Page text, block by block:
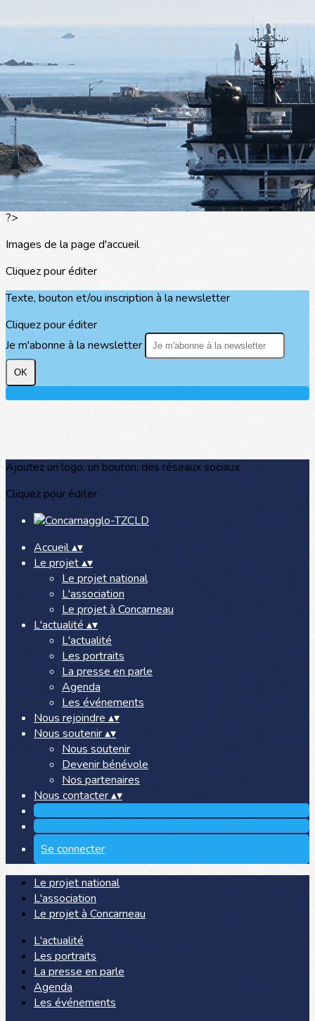
Exporter toutes les colonnes
Exporter uniquement les colonnes affichées
Menu
>
Les portraits
La presse en parle
Agenda
Les événements
?>
Images de la page d'accueil
Cliquez pour éditer
Texte, bouton et/ou inscription à la newsletter
Cliquez pour éditer
Je m'abonne à la newsletter
OK
Ajoutez un logo, un bouton, des réseaux sociaux
Cliquez pour éditer
Accueil▴▾
Le projet▴▾
Le projet national
L'association
Le projet à Concarneau
L'actualité ▴▾
L'actualité
Les portraits
La presse en parle
Agenda
Les événements
Nous rejoindre ▴▾
Nous soutenir▴▾
Nous soutenir
Devenir bénévole
Nos partenaires
Nous contacter▴▾
Se connecter
Le projet national
L'association
Le projet à Concarneau
L'actualité
Les portraits
La presse en parle
Agenda
Les événements